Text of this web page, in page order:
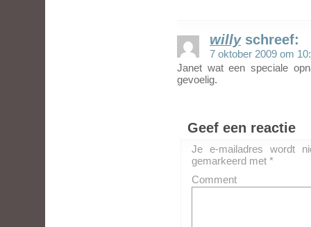
willy schreef:
7 oktober 2009 om
Janet wat een speciale
gevoelig.
Geef een reactie
Je e-mailadres wordt
gemarkeerd met *
Comment